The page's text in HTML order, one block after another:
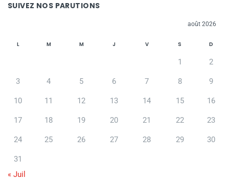
SUIVEZ NOS PARUTIONS
août 2026
L M M J V S D
1 2
3 4 5 6 7 8 9
10 11 12 13 14 15 16
17 18 19 20 21 22 23
24 25 26 27 28 29 30
31
« Juil